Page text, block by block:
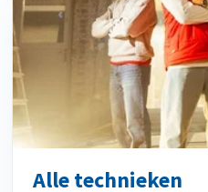
Alle technieken